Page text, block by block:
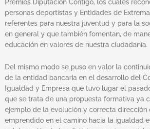
Premios Diputación Contigo, los cuales
personas deportistas y Entidades de
referentes para nuestra juventud y para la
en general y que también fomentan, de
educación en valores de nuestra ciudadanía.
Del mismo modo se puso en valor la
de la entidad bancaria en el desarrollo del
Igualdad y Empresa que tuvo lugar el
que se trata de una propuesta formativa ya
ejemplo de la evolución y correcta dirección
emprendido en el camino hacia la igualdad